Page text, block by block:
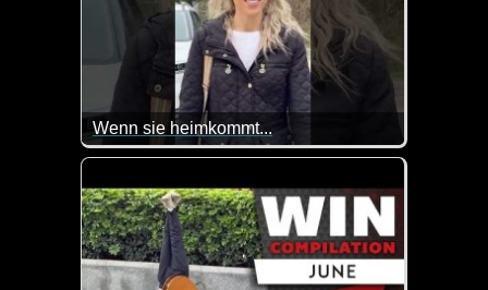
Wenn sie heimkommt...
Wenn sie heimkommt und du den Müll noch nicht